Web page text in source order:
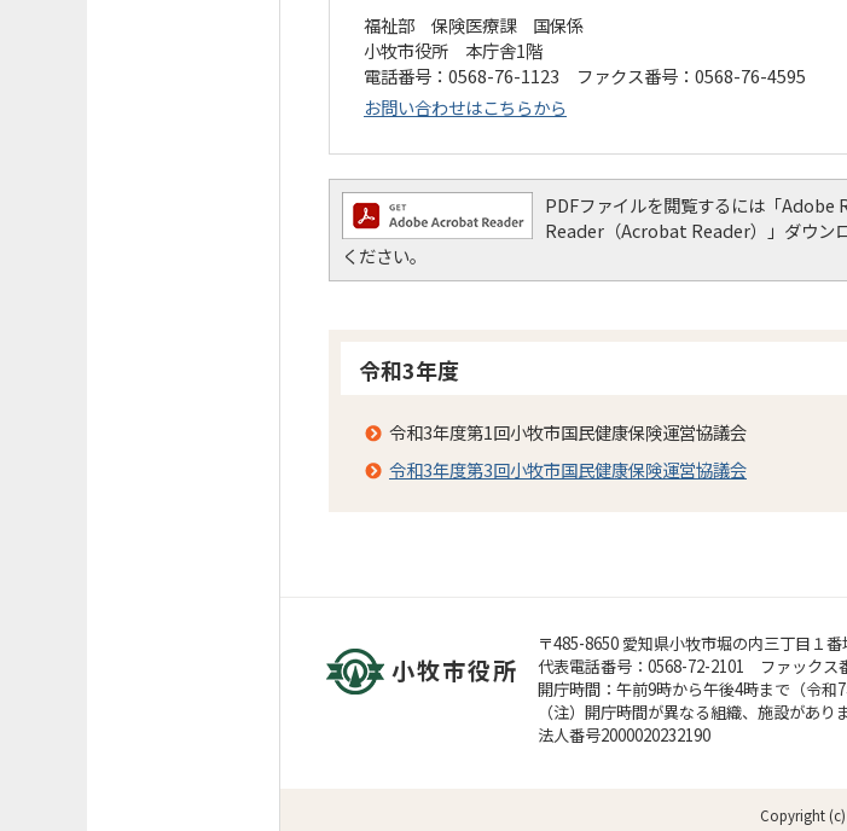
福祉部 保険医療課 国保係
小牧市役所 本庁舎1階
電話番号：0568-76-1123 ファクス番号：0568-76-4595
お問い合わせはこちらから
PDFファイルを閲覧するには「
Reader（Acrobat Reader）」ダウン
ください。
令和3年度
令和3年度第1回小牧市国民健康保険運営協議会
令和3年度第3回小牧市国民健康保険運営協議会
小牧市役所
〒485-8650 愛知県小牧市堀の内三丁目１
代表電話番号：0568-72-2101 ファックス
開庁時間：午前9時から午後4時まで（令和
（注）開庁時間が異なる組織、施設がありま
法人番号2000020232190
Copyright